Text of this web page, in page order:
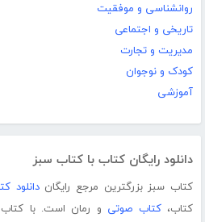
روانشناسی و موفقیت
تاریخی و اجتماعی
مدیریت و تجارت
کودک و نوجوان
آموزشی
دانلود رایگان کتاب با کتاب سبز
کتاب سبز بزرگترین مرجع رایگاندانلود
کتاب،کتاب صوتی و رمان است. با